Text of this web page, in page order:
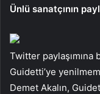
Ünlü sanatçının
Twitter paylaşımına
Guidetti’ye
Demet Akalın,